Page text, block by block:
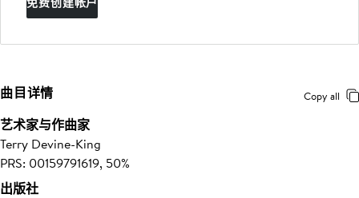
曲目详情 Copy all
艺术家与作曲家
Terry Devine-King
PRS: 00159791619, 50%
出版社